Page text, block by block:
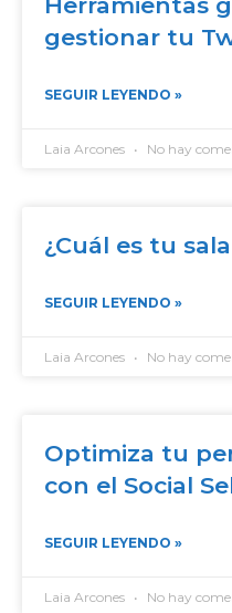
gestionar tu
SEGUIR LEYENDO »
Laia Arcones No hay
¿Cuál es tu
SEGUIR LEYENDO »
Laia Arcones No hay
Optimiza tu
con el Social
SEGUIR LEYENDO »
Laia Arcones No hay